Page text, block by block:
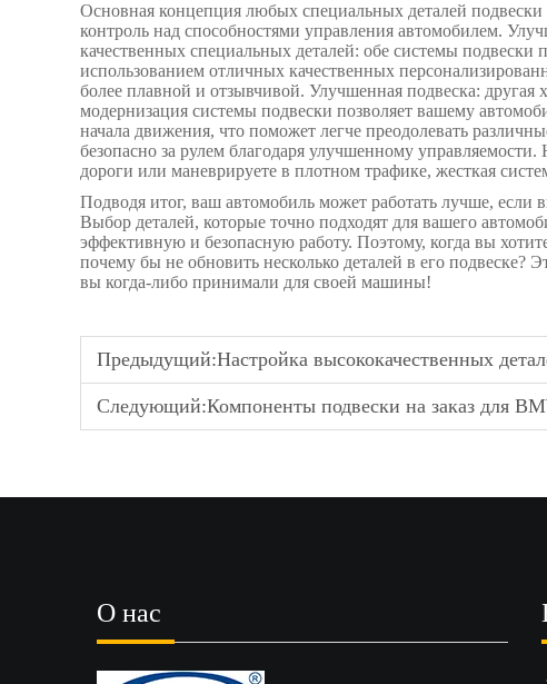
Основная концепция любых специальных деталей
контроль над способностями управления автомобилем.
качественных специальных деталей: обе системы подвески
использованием отличных качественных
более плавной и отзывчивой. Улучшенная подвеска: другая
модернизация системы подвески позволяет вашему
начала движения, что поможет легче преодолевать
безопасно за рулем благодаря улучшенному
дороги или маневрируете в плотном трафике, жесткая
Подводя итог, ваш автомобиль может работать лучше,
Выбор деталей, которые точно подходят для вашего
эффективную и безопасную работу. Поэтому, когда вы
почему бы не обновить несколько деталей в его
вы когда-либо принимали для своей машины!
Предыдущий:Настройка высококачественных деталей подвески
Следующий:Компоненты подвески на заказ для BMW - Точная
О нас